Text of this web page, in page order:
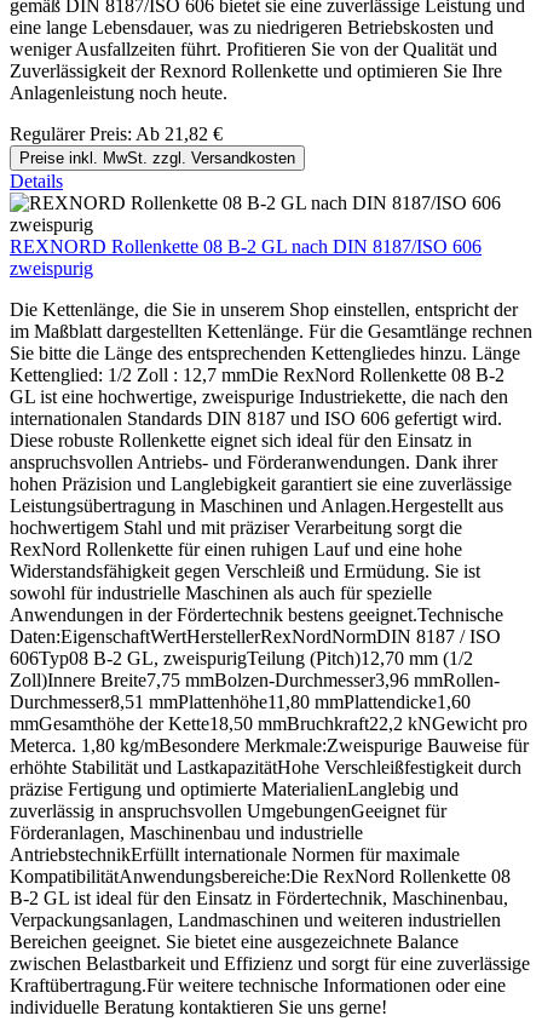
gemäß DIN 8187/ISO 606 bietet sie eine zuverlässige Leistung und
eine lange Lebensdauer, was zu niedrigeren Betriebskosten und
weniger Ausfallzeiten führt. Profitieren Sie von der Qualität und
Zuverlässigkeit der Rexnord Rollenkette und optimieren Sie Ihre
Anlagenleistung noch heute.
Regulärer Preis: Ab 21,82 €
Preise inkl. MwSt. zzgl. Versandkosten
Details
REXNORD Rollenkette 08 B-2 GL nach DIN 8187/ISO 606
zweispurig
Die Kettenlänge, die Sie in unserem Shop einstellen, entspricht der
im Maßblatt dargestellten Kettenlänge. Für die Gesamtlänge rechnen
Sie bitte die Länge des entsprechenden Kettengliedes hinzu. Länge
Kettenglied: 1/2 Zoll : 12,7 mmDie RexNord Rollenkette 08 B-2
GL ist eine hochwertige, zweispurige Industriekette, die nach den
internationalen Standards DIN 8187 und ISO 606 gefertigt wird.
Diese robuste Rollenkette eignet sich ideal für den Einsatz in
anspruchsvollen Antriebs- und Förderanwendungen. Dank ihrer
hohen Präzision und Langlebigkeit garantiert sie eine zuverlässige
Leistungsübertragung in Maschinen und Anlagen.Hergestellt aus
hochwertigem Stahl und mit präziser Verarbeitung sorgt die
RexNord Rollenkette für einen ruhigen Lauf und eine hohe
Widerstandsfähigkeit gegen Verschleiß und Ermüdung. Sie ist
sowohl für industrielle Maschinen als auch für spezielle
Anwendungen in der Fördertechnik bestens geeignet.Technische
Daten:EigenschaftWertHerstellerRexNordNormDIN 8187 / ISO
606Typ08 B-2 GL, zweispurigTeilung (Pitch)12,70 mm (1/2
Zoll)Innere Breite7,75 mmBolzen-Durchmesser3,96 mmRollen-
Durchmesser8,51 mmPlattenhöhe11,80 mmPlattendicke1,60
mmGesamthöhe der Kette18,50 mmBruchkraft22,2 kNGewicht pro
Meterca. 1,80 kg/mBesondere Merkmale:Zweispurige Bauweise für
erhöhte Stabilität und LastkapazitätHohe Verschleißfestigkeit durch
präzise Fertigung und optimierte MaterialienLanglebig und
zuverlässig in anspruchsvollen UmgebungenGeeignet für
Förderanlagen, Maschinenbau und industrielle
AntriebstechnikErfüllt internationale Normen für maximale
KompatibilitätAnwendungsbereiche:Die RexNord Rollenkette 08
B-2 GL ist ideal für den Einsatz in Fördertechnik, Maschinenbau,
Verpackungsanlagen, Landmaschinen und weiteren industriellen
Bereichen geeignet. Sie bietet eine ausgezeichnete Balance
zwischen Belastbarkeit und Effizienz und sorgt für eine zuverlässige
Kraftübertragung.Für weitere technische Informationen oder eine
individuelle Beratung kontaktieren Sie uns gerne!